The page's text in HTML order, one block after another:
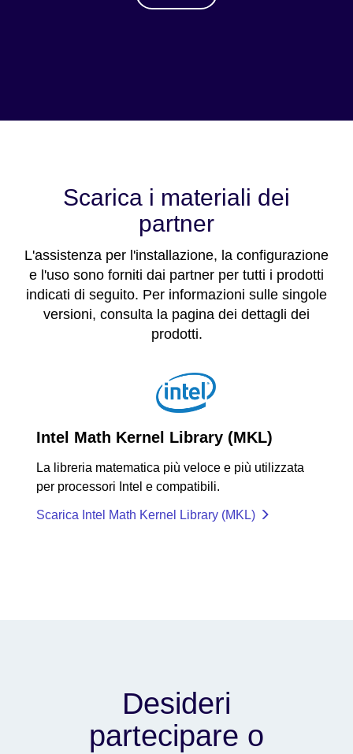
Scarica i materiali dei
partner
L'assistenza per l'installazione, la configurazione
e l'uso sono forniti dai partner per tutti i prodotti
indicati di seguito. Per informazioni sulle singole
versioni, consulta la pagina dei dettagli dei
prodotti.
Intel Math Kernel Library (MKL)
La libreria matematica più veloce e più utilizzata
per processori Intel e compatibili.
Scarica Intel Math Kernel Library (MKL)
Desideri
partecipare o